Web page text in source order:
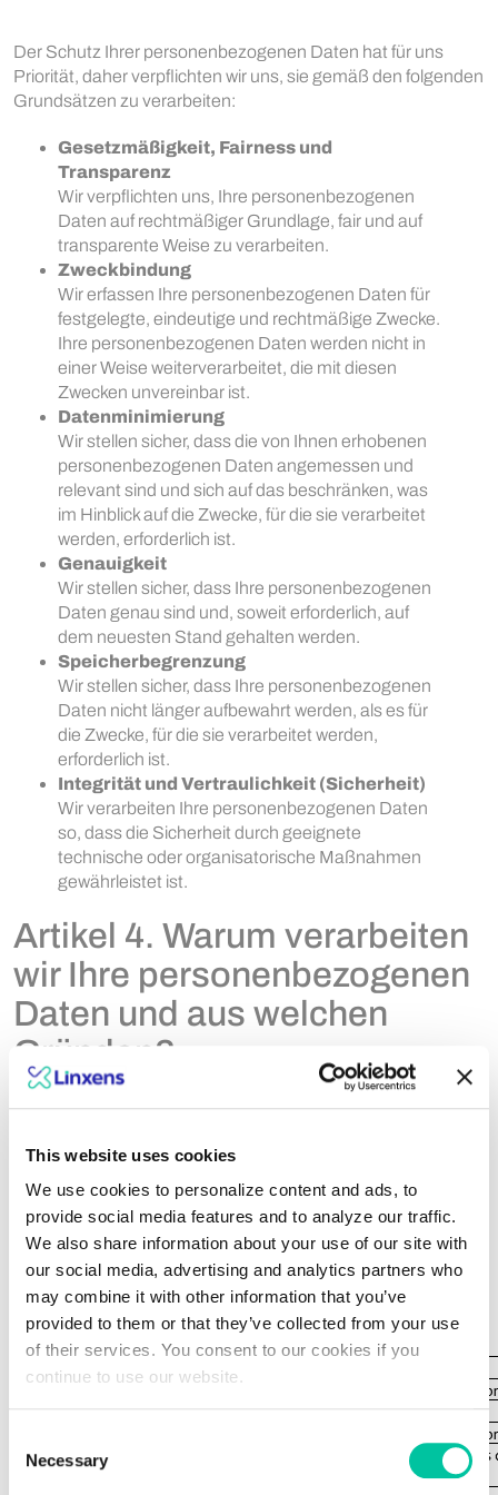
This website uses cookies
We use cookies to personalize content and ads, to
provide social media features and to analyze our traffic.
We also share information about your use of our site with
our social media, advertising and analytics partners who
may combine it with other information that you’ve
provided to them or that they’ve collected from your use
of their services. You consent to our cookies if you
continue to use our website.
Selection
Necessary
Der Schutz Ihrer personenbezogenen Daten hat für uns
Priorität, daher verpflichten wir uns, sie gemäß den folgenden
Grundsätzen zu verarbeiten:
Gesetzmäßigkeit, Fairness und
Transparenz
Wir verpflichten uns, Ihre personenbezogenen
Daten auf rechtmäßiger Grundlage, fair und auf
transparente Weise zu verarbeiten.
Zweckbindung
Wir erfassen Ihre personenbezogenen Daten für
festgelegte, eindeutige und rechtmäßige Zwecke.
Ihre personenbezogenen Daten werden nicht in
einer Weise weiterverarbeitet, die mit diesen
Zwecken unvereinbar ist.
Datenminimierung
Wir stellen sicher, dass die von Ihnen erhobenen
personenbezogenen Daten angemessen und
relevant sind und sich auf das beschränken, was
im Hinblick auf die Zwecke, für die sie verarbeitet
werden, erforderlich ist.
Genauigkeit
Wir stellen sicher, dass Ihre personenbezogenen
Daten genau sind und, soweit erforderlich, auf
dem neuesten Stand gehalten werden.
Speicherbegrenzung
Wir stellen sicher, dass Ihre personenbezogenen
Daten nicht länger aufbewahrt werden, als es für
die Zwecke, für die sie verarbeitet werden,
erforderlich ist.
Integrität und Vertraulichkeit (Sicherheit)
Wir verarbeiten Ihre personenbezogenen Daten
so, dass die Sicherheit durch geeignete
technische oder organisatorische Maßnahmen
gewährleistet ist.
Artikel 4. Warum verarbeiten
wir Ihre personenbezogenen
Daten und aus welchen
Gründen?
einer rechtmäßigen Grundlage zu verarbeiten, nämlich:
Ihre Einwilligung;
die Erfüllung eines Vertrags;
die von Linxens oder einem Dritten verfolgten
berechtigten Interessen;
die Erfüllung einer rechtlichen Verpflichtung, der
Linxens unterliegt.